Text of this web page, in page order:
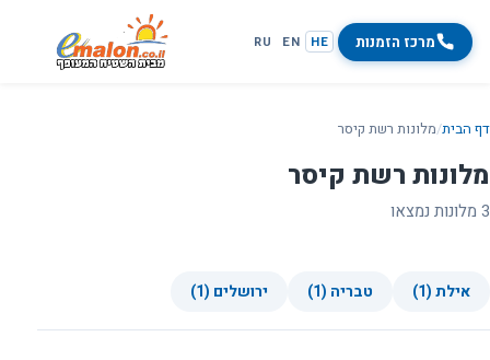
מרכז הזמנות HE
EN
RU
דף הבית/מלונות רשת קיסר
מלונות רשת קיסר
3 מלונות נמצאו
אילת (1) טבריה (1) ירושלים (1)